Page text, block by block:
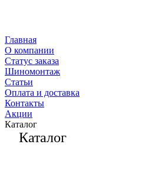
Главная
О компании
Статус заказа
Шиномонтаж
Статьи
Оплата и доставка
Контакты
Акции
Каталог
Каталог